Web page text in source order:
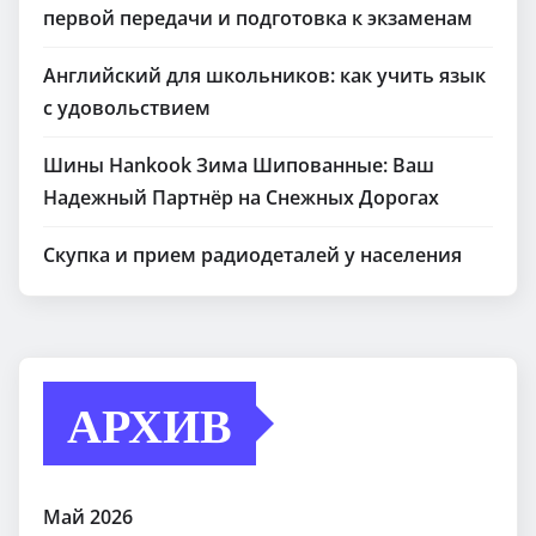
первой передачи и подготовка к экзаменам
Английский для школьников: как учить язык
с удовольствием
Шины Hankook Зима Шипованные: Ваш
Надежный Партнёр на Снежных Дорогах
Скупка и прием радиодеталей у населения
АРХИВ
Май 2026